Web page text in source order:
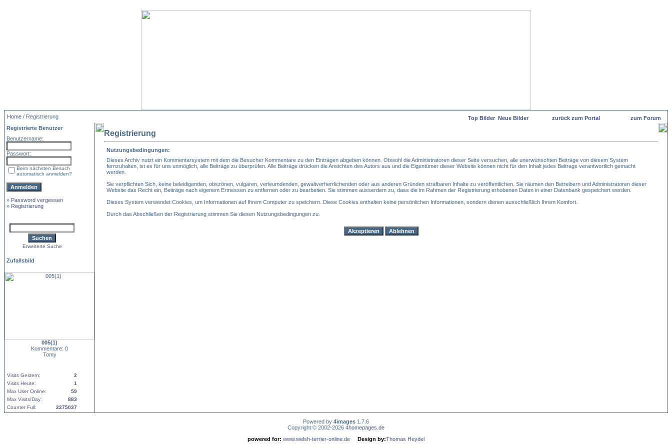
Home / Registrierung Top Bilder Neue Bilder zurück zum Portal
zum Forum
Registrierte Benutzer
Benutzername:
Passwort:
Beim nächsten Besuch
automatisch anmelden?
» Password vergessen
» Registrierung
Erweiterte Suche
Zufallsbild
005(1)
Kommentare: 0
Tomy
Visits Gestern:
2
Visits Heute:
1
Max User Online:
59
Max Visits/Day:
883
Counter Full:
2275037
Registrierung
Nutzungsbedingungen:
Dieses Archiv nutzt ein Kommentarsystem mit dem die Besucher Kommentare zu den Einträgen abgeben können. Obwohl die Administratoren dieser Seite versuchen, alle unerwünschten Beiträge von diesem System
fernzuhalten, ist es für uns unmöglich, alle Beiträge zu überprüfen. Alle Beiträge drücken die Ansichten des Autors aus und die Eigentümer dieser Website können nicht für den Inhalt jedes Beitrags verantwortlich gemacht
werden.
Sie verpflichten Sich, keine beleidigenden, obszönen, vulgären, verleumdenden, gewaltverherrlichenden oder aus anderen Gründen strafbaren Inhalte zu veröffentlichen. Sie räumen den Betreibern und Administratoren dieser
Website das Recht ein, Beiträge nach eigenem Ermessen zu entfernen oder zu bearbeiten. Sie stimmen ausserdem zu, dass die im Rahmen der Registrierung erhobenen Daten in einer Datenbank gespeichert werden.
Dieses System verwendet Cookies, um Informationen auf Ihrem Computer zu speichern. Diese Cookies enthalten keine persönlichen Informationen, sondern dienen ausschließlich Ihrem Komfort.
Durch das Abschließen der Registrierung stimmen Sie diesen Nutzungsbedingungen zu.
Powered by 4images 1.7.6
Copyright © 2002-2026 4homepages.de
powered for: www.welsh-terrier-online.de Design by:Thomas Heydel